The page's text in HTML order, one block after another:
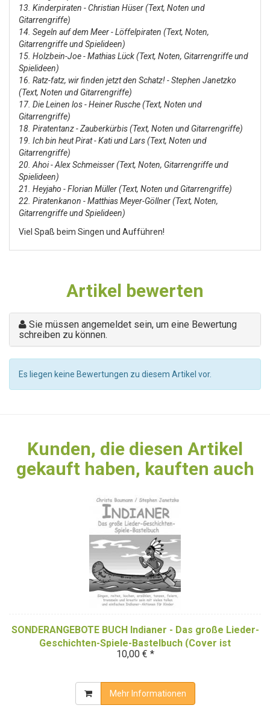
13. Kinderpiraten - Christian Hüser (Text, Noten und
Gitarrengriffe)
14. Segeln auf dem Meer - Löffelpiraten (Text, Noten,
Gitarrengriffe und Spielideen)
15. Holzbein-Joe - Mathias Lück (Text, Noten, Gitarrengriffe und
Spielideen)
16. Ratz-fatz, wir finden jetzt den Schatz! - Stephen Janetzko
(Text, Noten und Gitarrengriffe)
17. Die Leinen los - Heiner Rusche (Text, Noten und
Gitarrengriffe)
18. Piratentanz - Zauberkürbis (Text, Noten und Gitarrengriffe)
19. Ich bin heut Pirat - Kati und Lars (Text, Noten und
Gitarrengriffe)
20. Ahoi - Alex Schmeisser (Text, Noten, Gitarrengriffe und
Spielideen)
21. Heyjaho - Florian Müller (Text, Noten und Gitarrengriffe)
22. Piratenkanon - Matthias Meyer-Göllner (Text, Noten,
Gitarrengriffe und Spielideen)
Viel Spaß beim Singen und Aufführen!
Artikel bewerten
Sie müssen angemeldet sein, um eine Bewertung
schreiben zu können.
Es liegen keine Bewertungen zu diesem Artikel vor.
Kunden, die diesen Artikel
gekauft haben, kauften auch
SONDERANGEBOTE BUCH Indianer - Das große Lieder-
Geschichten-Spiele-Bastelbuch (Cover ist
SchwarzWeiß)
10,00 € *
Mehr Informationen